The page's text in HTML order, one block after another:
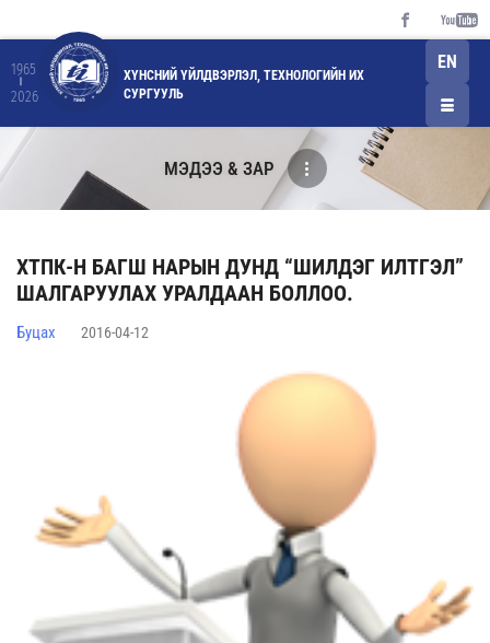
1965
2026
ХҮНСНИЙ ҮЙЛДВЭРЛЭЛ, ТЕХНОЛОГИЙН ИХ
СУРГУУЛЬ
EN
МЭДЭЭ & ЗАР
ХТПК-Н БАГШ НАРЫН ДУНД “ШИЛДЭГ ИЛТГЭЛ”
ШАЛГАРУУЛАХ УРАЛДААН БОЛЛОО.
Буцах 2016-04-12